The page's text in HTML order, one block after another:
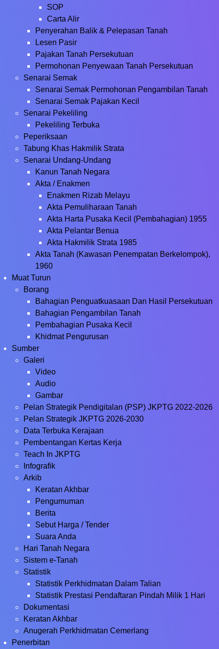
SOP
Carta Alir
Penyerahan Balik & Pelepasan Tanah
Lesen Pasir
Pajakan Tanah Persekutuan
Permohonan Penyewaan Tanah Persekutuan
Senarai Semak
Senarai Semak Permohonan Pengambilan Tanah
Senarai Semak Pajakan Kecil
Senarai Pekeliling
Pekeliling Terbuka
Peperiksaan
Tabung Khas Hakmilik Strata
Senarai Undang-Undang
Kanun Tanah Negara
Akta / Enakmen
Enakmen Rizab Melayu
Akta Pemuliharaan Tanah
Akta Harta Pusaka Kecil (Pembahagian) 1955
Akta Pelantar Benua
Akta Hakmilik Strata 1985
Akta Tanah (Kawasan Penempatan Berkelompok),
1960
Muat Turun
Borang
Bahagian Penguatkuasaan Dan Hasil Persekutuan
Bahagian Pengambilan Tanah
Pembahagian Pusaka Kecil
Khidmat Pengurusan
Sumber
Galeri
Video
Audio
Gambar
Pelan Strategik Pendigitalan (PSP) JKPTG 2022-2026
Pelan Strategik JKPTG 2026-2030
Data Terbuka Kerajaan
Pembentangan Kertas Kerja
Teach In JKPTG
Infografik
Arkib
Keratan Akhbar
Pengumuman
Berita
Sebut Harga / Tender
Suara Anda
Hari Tanah Negara
Sistem e-Tanah
Statistik
Statistik Perkhidmatan Dalam Talian
Statistik Prestasi Pendaftaran Pindah Milik 1 Hari
Dokumentasi
Keratan Akhbar
Anugerah Perkhidmatan Cemerlang
Penerbitan